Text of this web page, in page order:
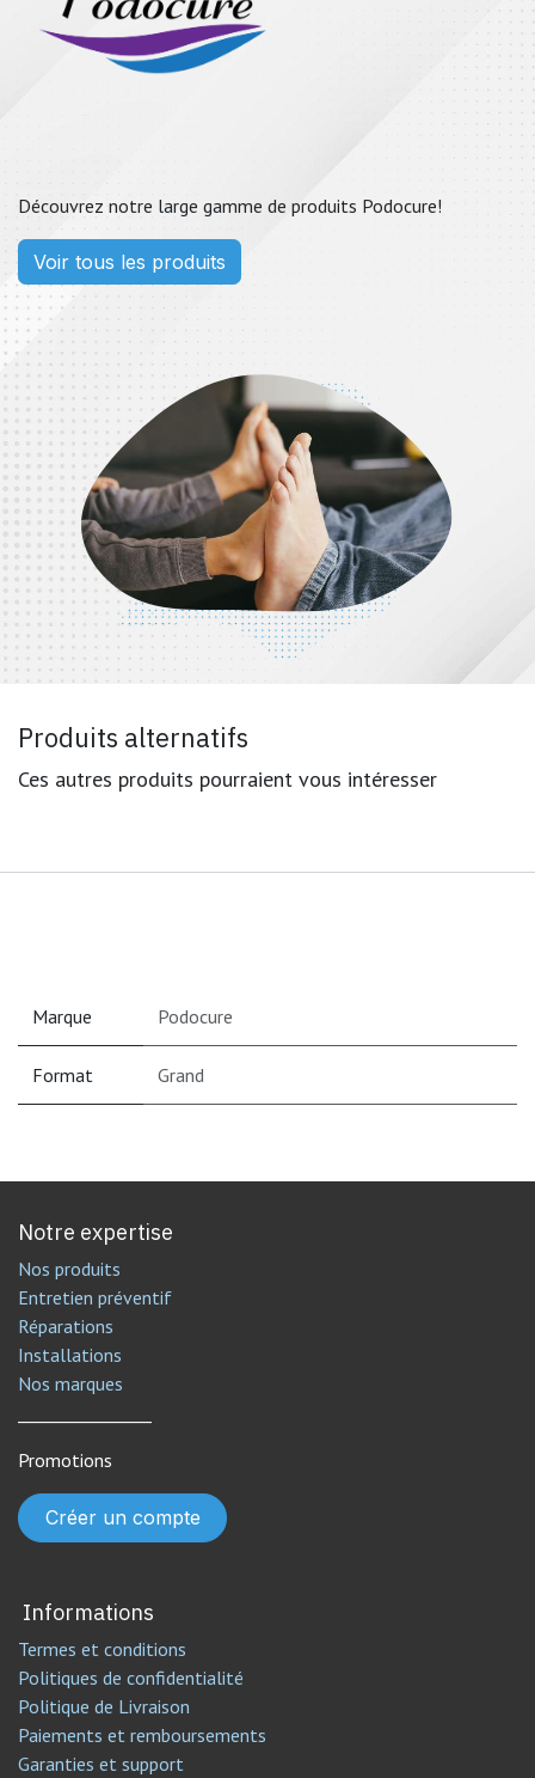
Découvrez notre large gamme de produits Podocure!
Voir tous les produits
Produits alternatifs
Ces autres produits pourraient vous intéresser
Marque Podocure
Format Grand
Notre expertise
Nos produits
Entretien préventif
Réparations
Installations
Nos marques
Promotions
Créer un compte
Informations
Termes et conditions
Politiques de confidentialité
Politique de Livraison
Paiements et remboursements
Garanties et support